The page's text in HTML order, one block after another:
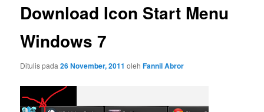
utama
Download Icon Start Menu
Windows 7
Ditulis pada26 November, 2011 olehFannil Abror